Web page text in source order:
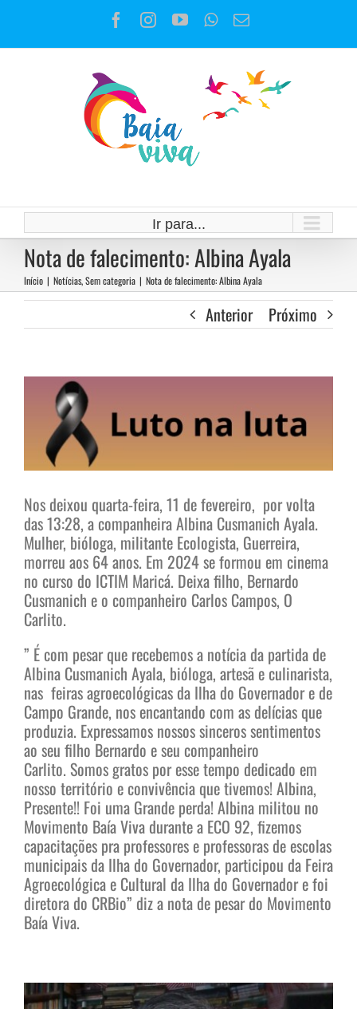
o
Facebook
Instagram
YouTubeWhatsApp
E-
Ir para...
Nota de falecimento: Albina Ayala
Início | Notícias,Sem categoria | Nota de falecimento: Albina Ayala
Anterior Próximo
Larger
Image
Nos deixou quarta-feira, 11 de fevereiro, por volta
das 13:28, a companheira Albina Cusmanich Ayala.
Mulher, bióloga, militante Ecologista, Guerreira,
morreu aos 64 anos. Em 2024 se formou em cinema
no curso do ICTIM Maricá. Deixa filho, Bernardo
Cusmanich e o companheiro Carlos Campos, O
Carlito.
” É com pesar que recebemos a notícia da partida de
Albina Cusmanich Ayala, bióloga, artesã e culinarista,
nas feiras agroecológicas da Ilha do Governador e de
Campo Grande, nos encantando com as delícias que
produzia. Expressamos nossos sinceros sentimentos
ao seu filho Bernardo e seu companheiro
Carlito. Somos gratos por esse tempo dedicado em
nosso território e convivência que tivemos! Albina,
Presente!! Foi uma Grande perda! Albina militou no
Movimento Baía Viva durante a ECO 92, fizemos
capacitações pra professores e professoras de escolas
municipais da Ilha do Governador, participou da Feira
Agroecológica e Cultural da Ilha do Governador e foi
diretora do CRBio” diz a nota de pesar do Movimento
Baía Viva.